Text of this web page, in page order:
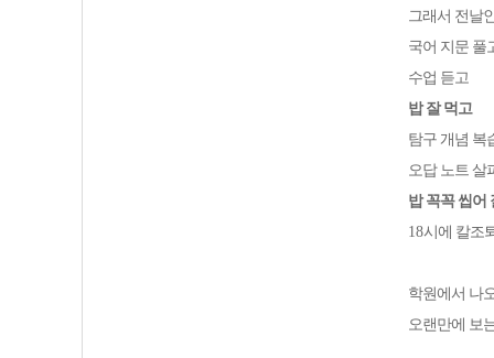
그래서 전날
국어 지문 풀
수업 듣고
밥 잘 먹고
탐구 개념 복
오답 노트 살
밥 꼭꼭 씹어
18시에 칼조
학원에서 나
오랜만에 보